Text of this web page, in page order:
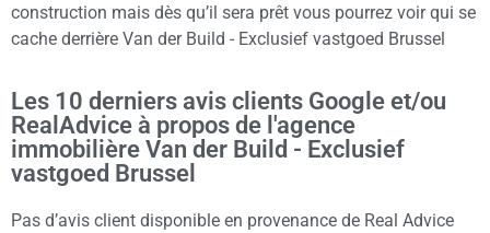
construction mais dès qu’il sera prêt vous pourrez voir qui se
cache derrière Van der Build - Exclusief vastgoed Brussel
Les 10 derniers avis clients Google et/ou
RealAdvice à propos de l'agence
immobilière Van der Build - Exclusief
vastgoed Brussel
Pas d’avis client disponible en provenance de Real Advice